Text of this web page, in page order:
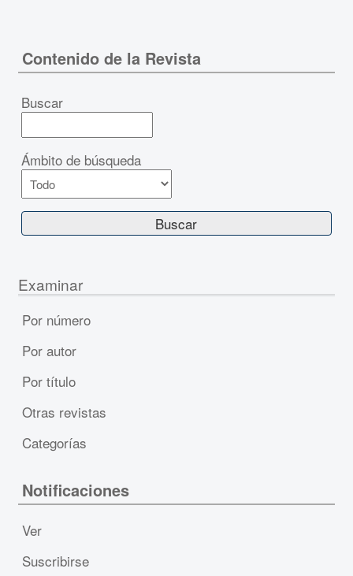
Contenido de la Revista
Buscar
Ámbito de búsqueda
Examinar
Por número
Por autor
Por título
Otras revistas
Categorías
Notificaciones
Ver
Suscribirse